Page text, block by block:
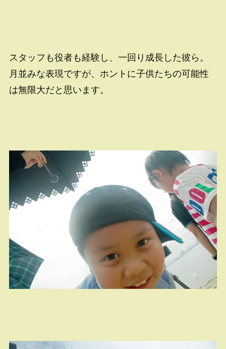
スタッフも役者も経験し、一回り成長した彼ら。
月並みな表現ですが、ホントに子供たちの可能性
は無限大だと思います。